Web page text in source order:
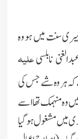
سنت میں ہو وہ
نابلسیعلیہ
ہر وہ شے جس کی
وہ منہمک تھا اسے
میں مشغول ہو گیا